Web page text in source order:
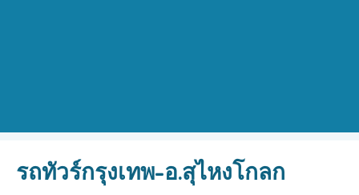
รถทัวร์กรุงเทพ-อ.สุไหงโกลก